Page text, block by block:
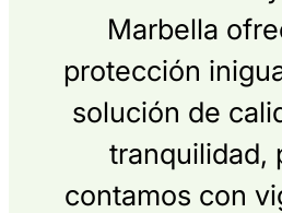
Marbella
protección
solución de
tranquilidad,
contamos con